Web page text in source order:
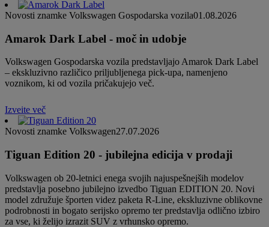
Novosti znamke Volkswagen Gospodarska vozila01.08.2026
Amarok Dark Label - moč in udobje
Volkswagen Gospodarska vozila predstavljajo Amarok Dark Label
– ekskluzivno različico priljubljenega pick-upa, namenjeno
voznikom, ki od vozila pričakujejo več.
Izveite več
Novosti znamke Volkswagen27.07.2026
Tiguan Edition 20 - jubilejna edicija v prodaji
Volkswagen ob 20-letnici enega svojih najuspešnejših modelov
predstavlja posebno jubilejno izvedbo Tiguan EDITION 20. Novi
model združuje športen videz paketa R-Line, ekskluzivne oblikovne
podrobnosti in bogato serijsko opremo ter predstavlja odlično izbiro
za vse, ki želijo izrazit SUV z vrhunsko opremo.